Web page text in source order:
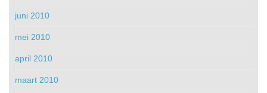
juni 2010
mei 2010
april 2010
maart 2010